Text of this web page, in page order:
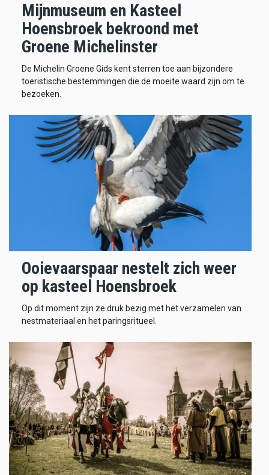
Mijnmuseum en Kasteel
Hoensbroek bekroond met
Groene Michelinster
De Michelin Groene Gids kent sterren toe aan bijzondere
toeristische bestemmingen die de moeite waard zijn om te
bezoeken.
Ooievaarspaar nestelt zich weer
op kasteel Hoensbroek
Op dit moment zijn ze druk bezig met het verzamelen van
nestmateriaal en het paringsritueel.